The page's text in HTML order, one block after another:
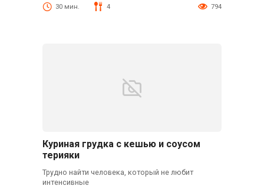
30 мин. 4 794
Куриная грудка с кешью и соусом
терияки
Трудно найти человека, который не любит
интенсивные